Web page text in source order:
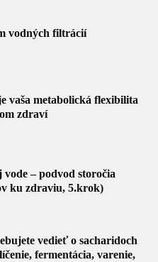
vodných filtrácií
vaša metabolická flexibilita
zdraví
– podvod storočia
ku zdraviu, 5.krok)
vedieť o sacharidoch
fermentácia, varenie,